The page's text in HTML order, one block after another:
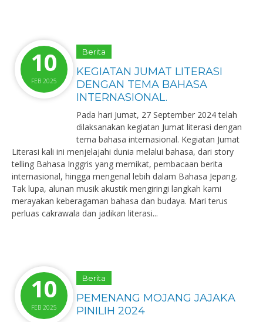
10
FEB 2025
Berita
KEGIATAN JUMAT LITERASI
DENGAN TEMA BAHASA
INTERNASIONAL.
Pada hari Jumat, 27 September 2024 telah
dilaksanakan kegiatan Jumat literasi dengan
tema bahasa internasional. Kegiatan Jumat
Literasi kali ini menjelajahi dunia melalui bahasa, dari story
telling Bahasa Inggris yang memikat, pembacaan berita
internasional, hingga mengenal lebih dalam Bahasa Jepang.
Tak lupa, alunan musik akustik mengiringi langkah kami
merayakan keberagaman bahasa dan budaya. Mari terus
perluas cakrawala dan jadikan literasi...
10
FEB 2025
Berita
PEMENANG MOJANG JAJAKA
PINILIH 2024